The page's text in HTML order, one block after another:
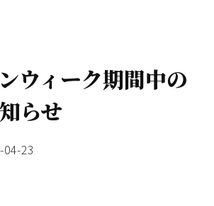
ウィーク期間中の
らせ
23